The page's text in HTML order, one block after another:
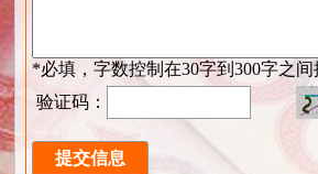
*必填，字数控制在30字到300字之
验证码：